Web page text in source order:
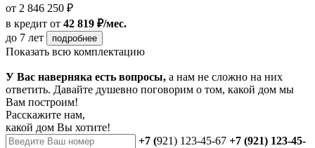
от 2 846 250 ₽
в кредит от 42 819 ₽/мес.
до 7 лет
подробнее
Показать всю комплектацию
У Вас наверняка есть вопросы, а нам не сложно на них
ответить. Давайте душевно поговорим о том, какой дом мы
Вам построим!
Расскажите нам,
какой дом Вы хотите!
+7 (921) 123-45-67 +7 (921) 123-45-